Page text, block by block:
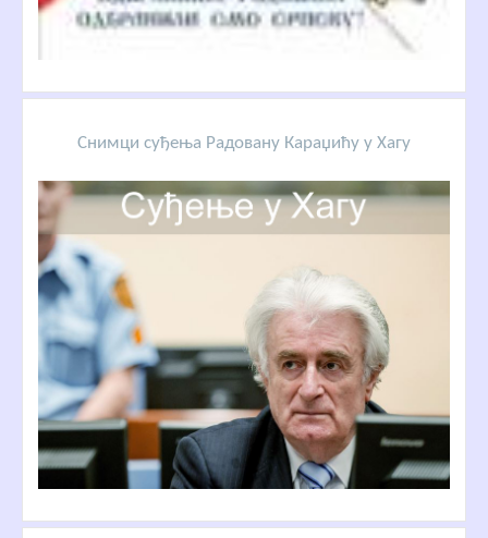
Снимци суђења Радовану Караџићу у Хагу